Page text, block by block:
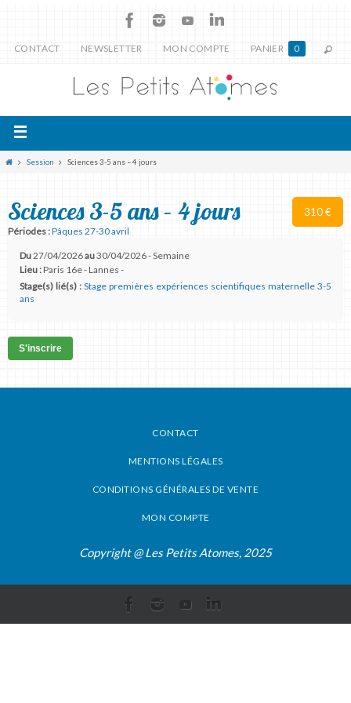
CONTACT NEWSLETTER MON COMPTE PANIER 0
Session Sciences 3-5 ans – 4 jours
310 €
Sciences 3-5 ans – 4 jours
Périodes :Pâques 27-30 avril
Du27/04/2026au30/04/2026 - Semaine
Lieu :Paris 16e - Lannes -
Stage(s) lié(s) : Stage premières expériences scientifiques maternelle 3-5
ans
S'inscrire
CONTACT
MENTIONS LÉGALES
CONDITIONS GÉNÉRALES DE VENTE
MON COMPTE
Copyright @ Les Petits Atomes, 2025